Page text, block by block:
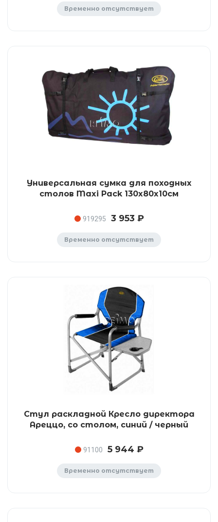
Временно отсутствует
Универсальная сумка для походных
столов Maxi Pack 130x80x10см
919295 3 953 ₽
Временно отсутствует
Стул раскладной Кресло директора
Ареццо, со столом, синий / черный
91100 5 944 ₽
Временно отсутствует